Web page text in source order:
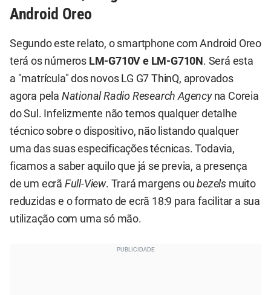
Android Oreo
Segundo este relato, o smartphone com Android Oreo
terá os números LM-G710V e LM-G710N. Será esta
a "matrícula" dos novos LG G7 ThinQ, aprovados
agora pela National Radio Research Agencyna Coreia
do Sul. Infelizmente não temos qualquer detalhe
técnico sobre o dispositivo, não listando qualquer
uma das suas especificações técnicas. Todavia,
ficamos a saber aquilo que já se previa, a presença
de um ecrã Full-View. Trará margens oubezels muito
reduzidas e o formato de ecrã 18:9 para facilitar a sua
utilização com uma só mão.